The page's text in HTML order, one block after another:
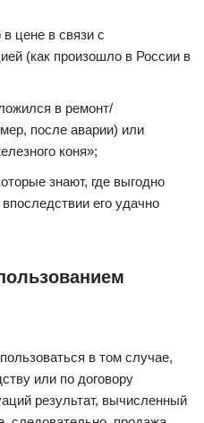
цене в связи с
(как произошло в России в
в ремонт/
после аварии) или
коня»;
знают, где выгодно
его удачно
в том случае,
или по договору
результат, вычисленный